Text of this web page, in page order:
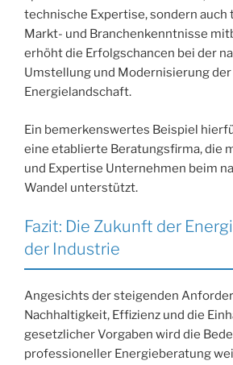
technische Expertise, sondern auch
Markt- und Branchenkenntnisse
erhöht die Erfolgschancen bei der
Umstellung und Modernisierung der
Energielandschaft.
Ein bemerkenswertes Beispiel
eine etablierte Beratungsfirma, die
und Expertise Unternehmen beim
Wandel unterstützt.
Fazit: Die Zukunft der
der Industrie
Angesichts der steigenden
Nachhaltigkeit, Effizienz und die
gesetzlicher Vorgaben wird die
professioneller Energieberatung